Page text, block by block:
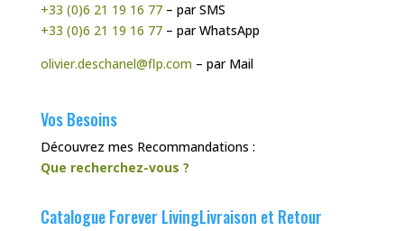
+33 (0)6 21 19 16 77– par SMS
+33 (0)6 21 19 16 77– par WhatsApp
olivier.deschanel@flp.com– par Mail
Vos Besoins
Découvrez mes Recommandations :
Que recherchez-vous ?
Catalogue Forever LivingLivraison et Retour